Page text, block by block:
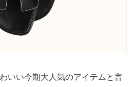
いい今期大人気のアイテムと言